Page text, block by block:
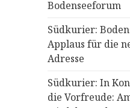
Bodenseeforum
Südkurier:
Applaus für die
Adresse
Südkurier: In
die Vorfreude: